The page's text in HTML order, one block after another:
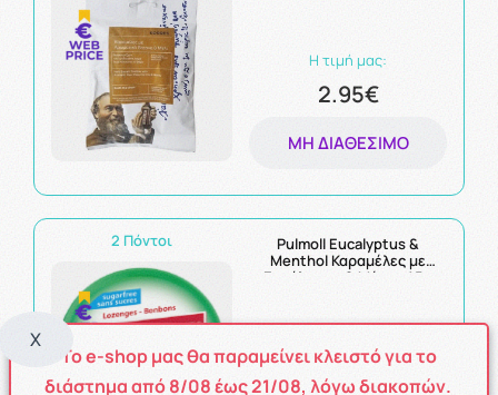
Η τιμή μας:
2.95€
ΜΗ ΔΙΑΘΈΣΙΜΟ
2 Πόντοι
Pulmoll Eucalyptus &
Menthol Καραμέλες με
Ευκάλυπτο & Μέντα 45g
2.46€
X
Το e-shop μας θα παραμείνει κλειστό για το
διάστημα από8/08έως21/08, λόγω διακοπών.